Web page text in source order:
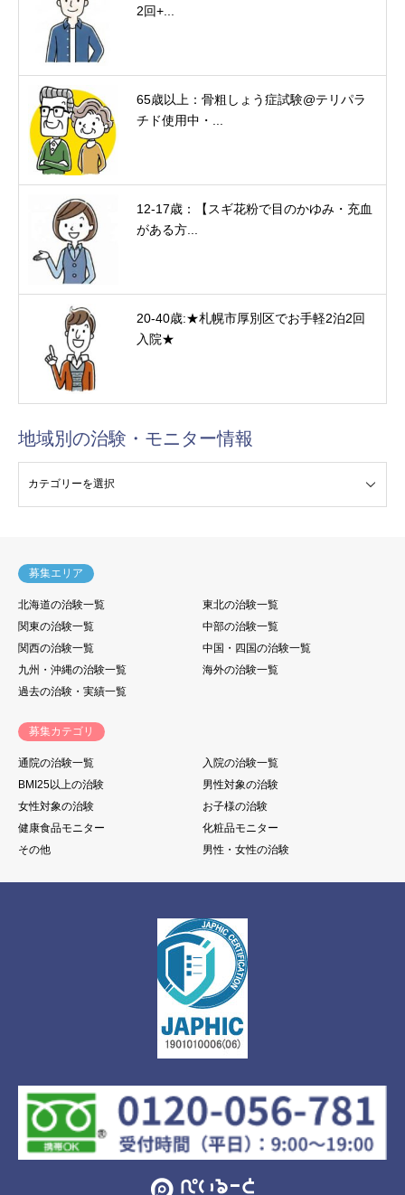
2回+...
65歳以上：骨粗しょう症試験@テリパラ
チド使用中・...
12-17歳：【スギ花粉で目のかゆみ・充血
がある方...
20-40歳:★札幌市厚別区でお手軽2泊2回
入院★
地域別の治験・モニター情報
募集エリア
北海道の治験一覧
東北の治験一覧
関東の治験一覧
中部の治験一覧
関西の治験一覧
中国・四国の治験一覧
九州・沖縄の治験一覧
海外の治験一覧
過去の治験・実績一覧
募集カテゴリ
通院の治験一覧
入院の治験一覧
BMI25以上の治験
男性対象の治験
女性対象の治験
お子様の治験
健康食品モニター
化粧品モニター
その他
男性・女性の治験